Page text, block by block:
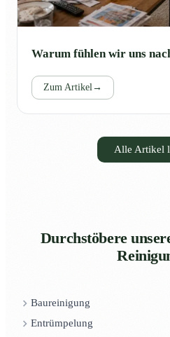
Warum fühlen wir uns
Zum Artikel→
Alle Artikel
Durchstöbere
Baureinigung
Entrümpelung